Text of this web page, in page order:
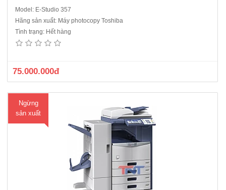
Model: E-Studio 357
Hãng sản xuất: Máy photocopy Toshiba
Tình trạng: Hết hàng
75.000.000đ
Ngừng
sản xuất
Máy photocopy kỹ thuật số Toshiba e-STUDIO 456 mới 100%- Chức
năng chính: Photocopy, in mạng, scan màu- Tốc độ: 45 tờ/ phút- Tự
động nạp và đảo bản gốc- Tự động đảo bản sao- Khay đựng giấy:550